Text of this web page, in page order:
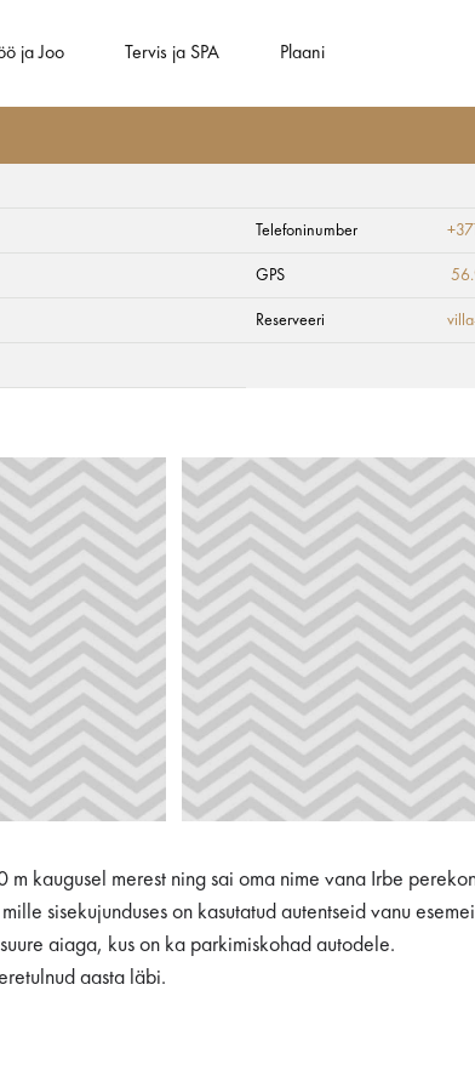
ja Joo Tervis ja SPA Plaani
Telefoninumber
GPS
Reserveeri
kaugusel merest ning sai oma nime vana Irbe
sisekujunduses on kasutatud autentseid vanu
aiaga, kus on ka parkimiskohad autodele.
aasta läbi.